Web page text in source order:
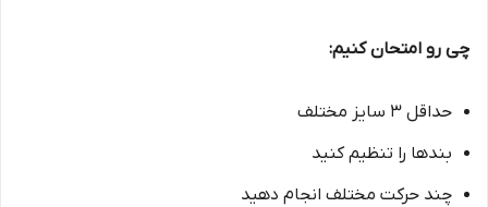
چی رو امتحان کنیم:
حداقل ۳ سایز مختلف
بندها را تنظیم کنید
چند حرکت مختلف انجام دهید